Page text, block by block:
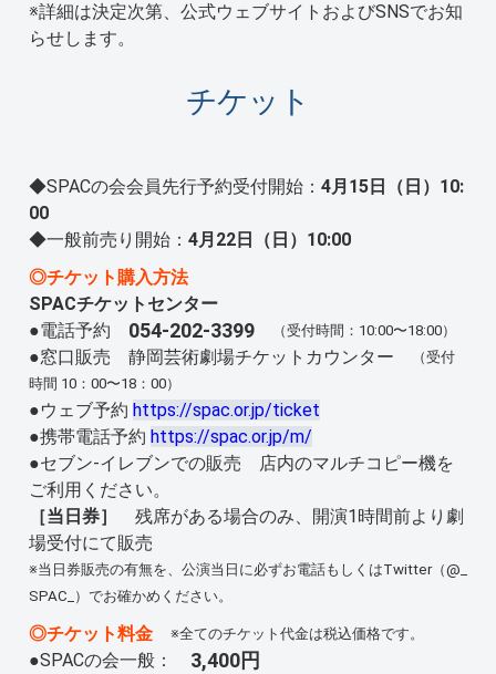
※詳細は決定次第、公式ウェブサイトおよびSNSでお知
らせします。
チケット
◆SPACの会会員先行予約受付開始： 4月15日（日）10:
00
◆一般前売り開始： 4月22日（日）10:00
◎チケット購入方法
SPACチケットセンター
●電話予約 054-202-3399 （受付時間：10:00〜18:00）
●窓口販売 静岡芸術劇場チケットカウンター
（受付
時間 10：00〜18：00）
●ウェブ予約 https://spac.or.jp/ticket
●携帯電話予約 https://spac.or.jp/m/
●セブン‐イレブンでの販売 店内のマルチコピー機を
ご利用ください。
［当日券］
残席がある場合のみ、開演1時間前より劇
場受付にて販売
※当日券販売の有無を、公演当日に必ずお電話もしくはTwitter（@_
SPAC_）でお確かめください。
◎チケット料金 ※全てのチケット代金は税込価格です。
●SPACの会一般： 3,400円